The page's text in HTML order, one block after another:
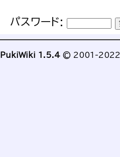
パスワード:
PukiWiki 1.5.4 © 2001-2022